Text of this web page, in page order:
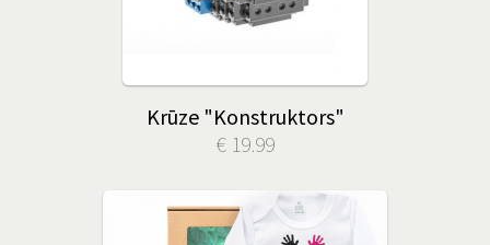
Krūze "Konstruktors"
€ 19.99